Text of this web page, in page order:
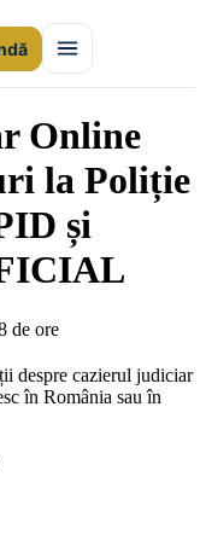
Online
la Poliție
și
de ore
despre cazierul judiciar
în România sau în